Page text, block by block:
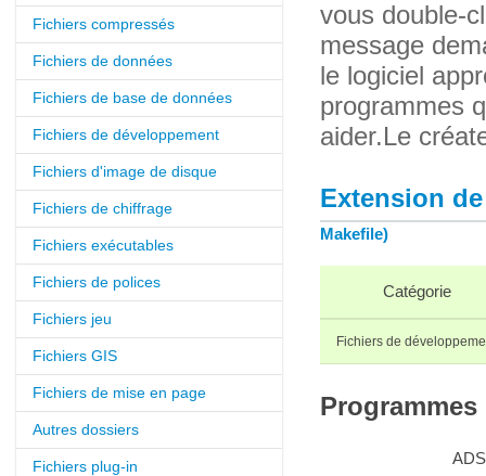
Fichiers compressés
Fichiers de données
Fichiers de base de données
Fichiers de développement
Fichiers d'image de disque
Fichiers de chiffrage
Fichiers exécutables
Fichiers de polices
Fichiers jeu
Fichiers GIS
Fichiers de mise en page
Autres dossiers
Fichiers plug-in
vous double-
message
le logiciel
programmes
aider.Le
Extension
Makefile)
Catégorie
Fichiers de
ADS